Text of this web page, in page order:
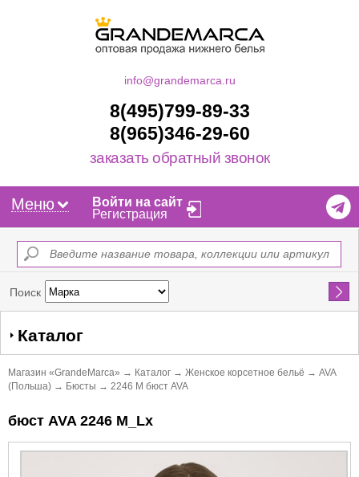
info@grandemarca.ru
8(495)799-89-33
8(965)346-29-60
заказать обратный звонок
Меню
Войти на сайт
Регистрация
Поиск Найти
Каталог
Магазин «GrandeMarca» → Каталог → Женское корсетное бельё → AVA
(Польша) → Бюсты → 2246 M бюст AVA
бюст AVA 2246 M_Lx